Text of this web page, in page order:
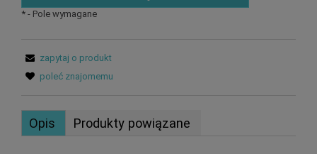
*- Pole wymagane
zapytaj o produkt
poleć znajomemu
Opis Produkty powiązane